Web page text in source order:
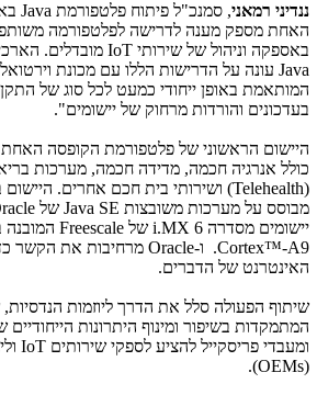
ננדיני רמאני, סמנכ"ל פיתוח פלטפורמת Java
האחת מספק מענה לדרישה לפלטפורמה
באספקה וניהול של שירותי IoT מובדלים.
Java עונה על הדרישות הללו עם מכונת
המותאמת באופן ייחודי כמעט לכל סוג של
בעדכונים והורדות מרחוק של יישומים".
היישום הראשוני של פלטפורמת הקופסה האחת
כולל אנרגיה חכמה, מדידה חכמה, מערכות
(
Telehealth) ושירותי בית חכם אחרים.
מבוסס על מערכות משובצות Java SE של
יישומים מסדרה i.MX 6 של Freescale המובנה
Cortex™-A9. ו-Oracle מרחיבות את הקשר
האינטרנט של הדברים.
שיתוף הפעולה סלל את הדרך ליוזמות הנדסיות,
המתמקדות בשיפור ומינוף היתרונות
ומעבדי פריסקייל להציע לספקי שירותים IoT
(
OEMs
).